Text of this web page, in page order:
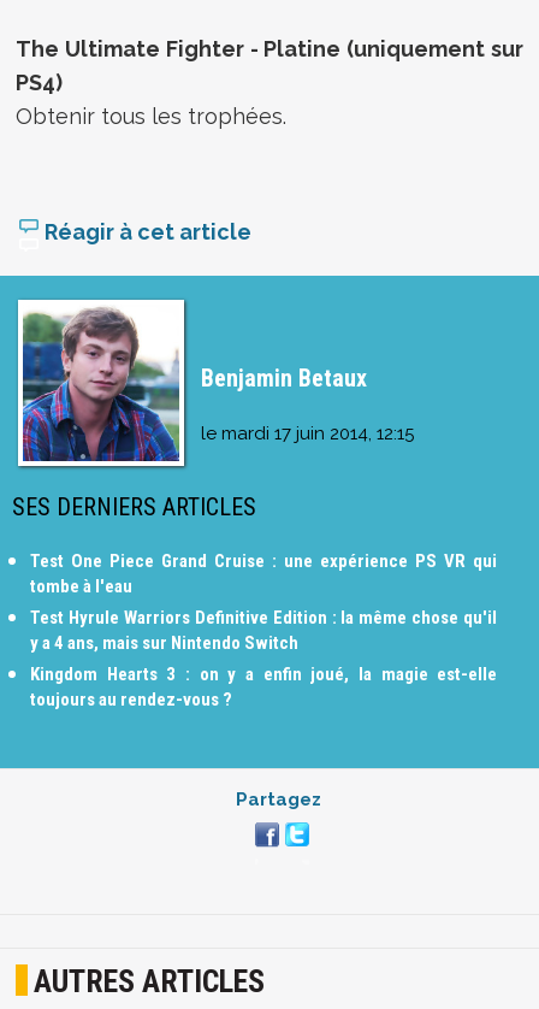
The Ultimate Fighter - Platine (uniquement sur
PS4)
Obtenir tous les trophées.
Réagir à cet article
Benjamin Betaux
le mardi 17 juin 2014, 12:15
SES DERNIERS ARTICLES
Test One Piece Grand Cruise : une expérience PS VR qui
tombe à l'eau
Test Hyrule Warriors Definitive Edition : la même chose qu'il
y a 4 ans, mais sur Nintendo Switch
Kingdom Hearts 3 : on y a enfin joué, la magie est-elle
toujours au rendez-vous ?
Partagez
AUTRES ARTICLES